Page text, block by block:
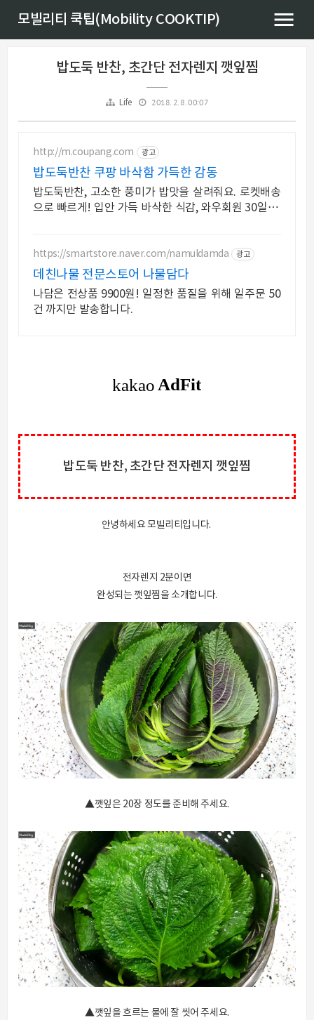
모빌리티 쿡팁(Mobility COOKTIP)
밥도둑 반찬, 초간단 전자렌지 깻잎찜
Life 2018. 2. 8. 00:07
http://m.coupang.com 광고
밥도둑반찬 쿠팡 바삭함 가득한 감동
밥도둑반찬, 고소한 풍미가 밥맛을 살려줘요. 로켓배송
으로 빠르게! 입안 가득 바삭한 식감, 와우회원 30일 무
https://smartstore.naver.com/namuldamda 광고
데친나물 전문스토어 나물담다
나담은 전상품 9900원! 일정한 품질을 위해 일주문 50
건 까지만 발송합니다.
밥도둑 반찬, 초간단 전자렌지 깻잎찜
안녕하세요 모빌리티입니다.
전자렌지 2분이면
완성되는 깻잎찜을 소개합니다.
▲깻잎은 20장 정도를 준비해 주세요.
▲깻잎을 흐르는 물에 잘 씻어 주세요.